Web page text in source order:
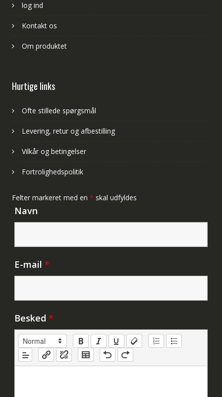
log ind
Kontakt os
Om produktet
Hurtige links
Ofte stillede spørgsmål
Levering, retur og afbestilling
Vilkår og betingelser
Fortrolighedspolitik
Felter markeret med en * skal udfyldes
Navn
E-mail *
Besked *